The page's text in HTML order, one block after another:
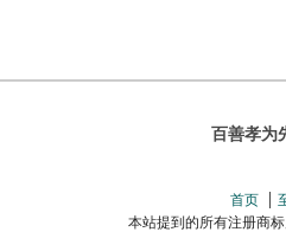
百善孝为
首页
本站提到的所有注册商